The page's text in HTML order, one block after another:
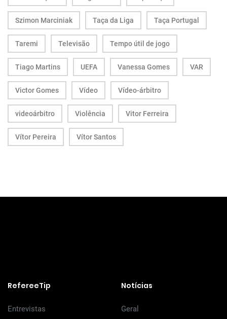
Szimon Marciniak Taça da Liga Taça Portugal
Taremi Televisão Tempo útil de jogo
Tiago Martins UEFA Vanessa Gomes VAR
Victor Gomes Vídeo Vídeo-árbitro
videoárbitro Violência Vitor Ferreira
Vítor Pereira Vítor Santos
RefereeTip
Entrevistas
Notícias
Geral